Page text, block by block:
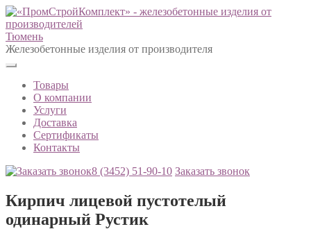
Тюмень
Железобетонные изделия от производителя
Товары
О компании
Услуги
Доставка
Сертификаты
Контакты
8 (3452) 51-90-10 Заказать звонок
Кирпич лицевой пустотелый
одинарный Рустик